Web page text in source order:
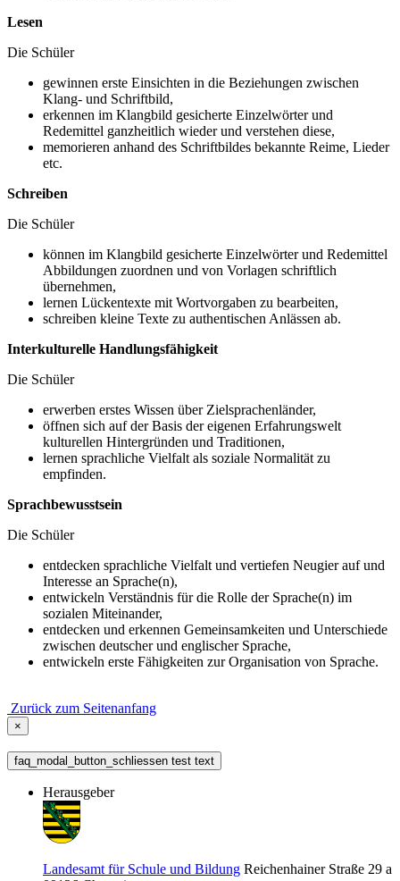
Lesen
Die Schüler
gewinnen erste Einsichten in die Beziehungen zwischen
Klang- und Schriftbild,
erkennen im Klangbild gesicherte Einzelwörter und
Redemittel ganzheitlich wieder und verstehen diese,
memorieren anhand des Schriftbildes bekannte Reime, Lieder
etc.
Schreiben
Die Schüler
können im Klangbild gesicherte Einzelwörter und Redemittel
Abbildungen zuordnen und von Vorlagen schriftlich
übernehmen,
lernen Lückentexte mit Wortvorgaben zu bearbeiten,
schreiben kleine Texte zu authentischen Anlässen ab.
Interkulturelle Handlungsfähigkeit
Die Schüler
erwerben erstes Wissen über Zielsprachenländer,
öffnen sich auf der Basis der eigenen Erfahrungswelt
kulturellen Hintergründen und Traditionen,
lernen sprachliche Vielfalt als soziale Normalität zu
empfinden.
Sprachbewusstsein
Die Schüler
entdecken sprachliche Vielfalt und vertiefen Neugier auf und
Interesse an Sprache(n),
entwickeln Verständnis für die Rolle der Sprache(n) im
sozialen Miteinander,
entdecken und erkennen Gemeinsamkeiten und Unterschiede
zwischen deutscher und englischer Sprache,
entwickeln erste Fähigkeiten zur Organisation von Sprache.
Zurück zum Seitenanfang
×
faq_modal_button_schliessen test text
Herausgeber
Landesamt für Schule und Bildung Reichenhainer Straße 29 a